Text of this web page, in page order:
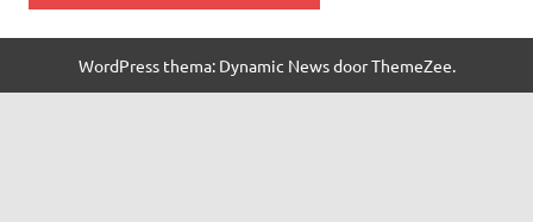
WordPress thema: Dynamic News door ThemeZee.